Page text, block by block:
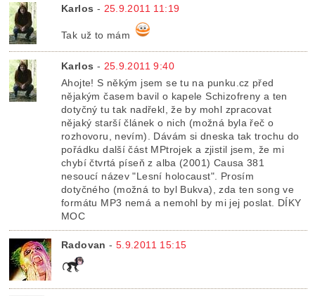
Karlos - 25.9.2011 11:19
Tak už to mám
Karlos - 25.9.2011 9:40
Ahojte! S někým jsem se tu na punku.cz před
nějakým časem bavil o kapele Schizofreny a ten
dotyčný tu tak nadřekl, že by mohl zpracovat
nějaký starší článek o nich (možná byla řeč o
rozhovoru, nevím). Dávám si dneska tak trochu do
pořádku další část MPtrojek a zjistil jsem, že mi
chybí čtvrtá píseň z alba (2001) Causa 381
nesoucí název "Lesní holocaust". Prosím
dotyčného (možná to byl Bukva), zda ten song ve
formátu MP3 nemá a nemohl by mi jej poslat. DÍKY
MOC
Radovan - 5.9.2011 15:15